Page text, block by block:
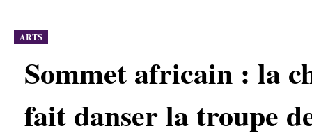
ARTS
Sommet africain : la
fait danser la troupe